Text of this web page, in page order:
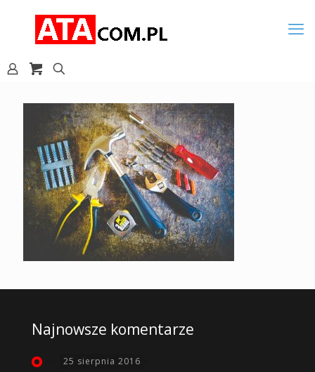
Najnowsze komentarze
25 sierpnia 2016